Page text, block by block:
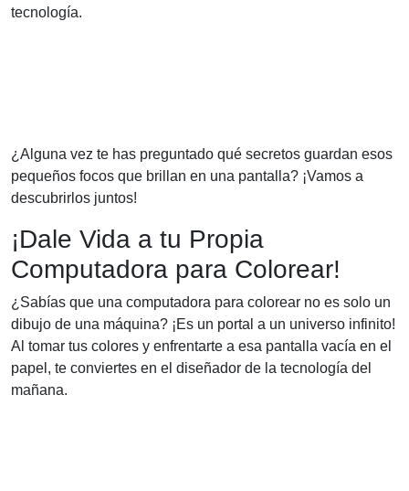
tecnología.
¿Alguna vez te has preguntado qué secretos guardan esos
pequeños focos que brillan en una pantalla? ¡Vamos a
descubrirlos juntos!
¡Dale Vida a tu Propia
Computadora para Colorear!
¿Sabías que una computadora para colorear no es solo un
dibujo de una máquina? ¡Es un portal a un universo infinito!
Al tomar tus colores y enfrentarte a esa pantalla vacía en el
papel, te conviertes en el diseñador de la tecnología del
mañana.